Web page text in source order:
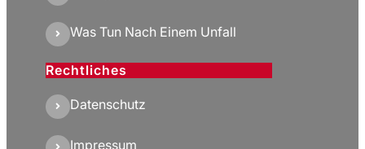
Was Tun Nach Einem Unfall
Rechtliches
Datenschutz
Impressum